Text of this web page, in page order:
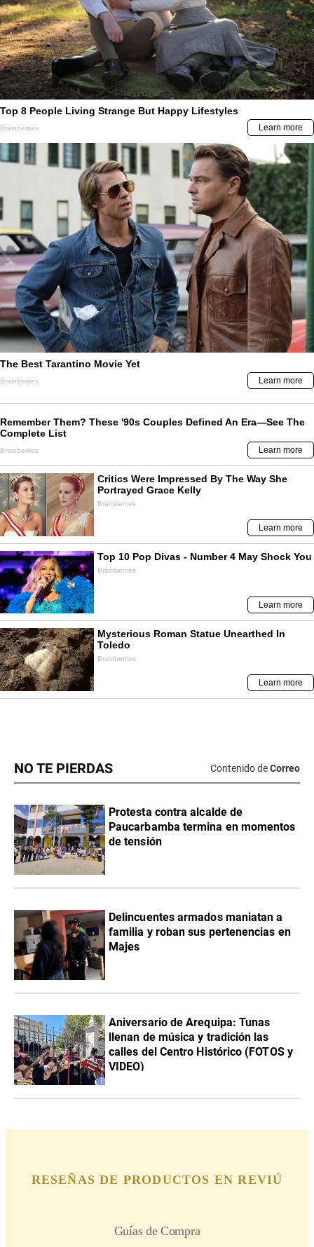
NO TE PIERDAS Contenido deCorreo
Protesta contra alcalde de
Paucarbamba termina en momentos
de tensión
Delincuentes armados maniatan a
familia y roban sus pertenencias en
Majes
Aniversario de Arequipa: Tunas
llenan de música y tradición las
calles del Centro Histórico (FOTOS y
VIDEO)